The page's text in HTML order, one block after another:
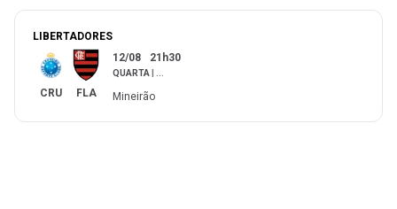
LIBERTADORES
CRU FLA
12/08 21h30
QUARTA
Mineirão